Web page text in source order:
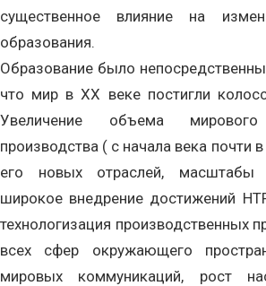
существенное влияние на
образования.
Образование было
что мир в ХХ веке постигли
Увеличение объема
производства ( с начала века почти
его новых отраслей, масштабы
широкое внедрение достижений
технологизация производственных
всех сфер окружающего
мировых коммуникаций, рост